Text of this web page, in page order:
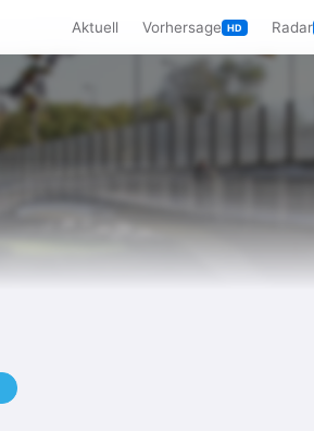
Aktuell Vorhersage HD Radar